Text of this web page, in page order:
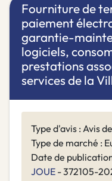
Fourniture de
paiement
garantie-
logiciels,
prestations
services de la
Type d'avis : Avis
Type de marché :
Date de
JOUE - 372105-